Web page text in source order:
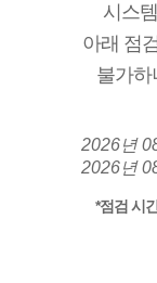
시스
아래 점
불가하
2026년
2026년
*점검 시